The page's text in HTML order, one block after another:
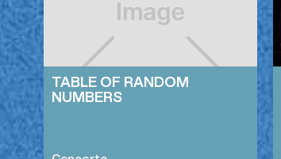
TABLE OF RANDOM
NUMBERS